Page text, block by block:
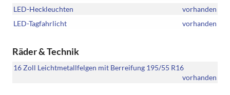
LED-Heckleuchten
vorhanden
LED-Tagfahrlicht
vorhanden
Räder & Technik
16 Zoll Leichtmetallfelgen mit Berreifung 195/55 R16
vorhanden